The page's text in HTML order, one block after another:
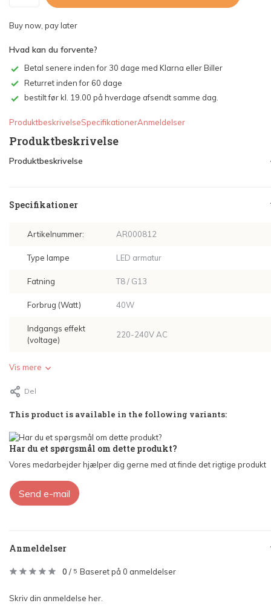
Buy now, pay later
Hvad kan du forvente?
Betal senere inden for 30 dage med Klarna eller Biller
Returret inden for 60 dage
bestilt før kl. 19.00 på hverdage afsendt samme dag.
ProduktbeskrivelseSpecifikationerAnmeldelser
Produktbeskrivelse
Produktbeskrivelse
Specifikationer
Artikelnummer: AR000812
Type lampe LED armatur
Fatning T8 / G13
Forbrug (Watt) 40W
Indgangs effekt
(voltage)
220-240V AC
Vis mere
Del
This product is available in the following variants:
Har du et spørgsmål om dette produkt?
Vores medarbejder hjælper dig gerne med at finde det rigtige produkt
Send e-mail
Anmeldelser
0 / 5 Baseret på 0 anmeldelser
Skriv din anmeldelse her.